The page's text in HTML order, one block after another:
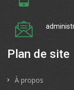
Plan de site
À propos